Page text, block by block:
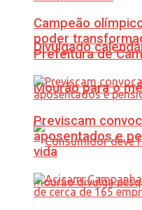
Divulgado
Mourão para o
Campeão
poder
Prefeitura de
Previscam
aposentados e
vida